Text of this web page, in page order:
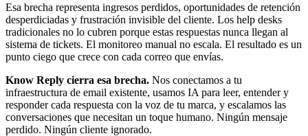
Esa brecha representa ingresos perdidos, oportunidades de retención
desperdiciadas y frustración invisible del cliente. Los help desks
tradicionales no lo cubren porque estas respuestas nunca llegan al
sistema de tickets. El monitoreo manual no escala. El resultado es un
punto ciego que crece con cada correo que envías.
Know Reply cierra esa brecha. Nos conectamos a tu
infraestructura de email existente, usamos IA para leer, entender y
responder cada respuesta con la voz de tu marca, y escalamos las
conversaciones que necesitan un toque humano. Ningún mensaje
perdido. Ningún cliente ignorado.